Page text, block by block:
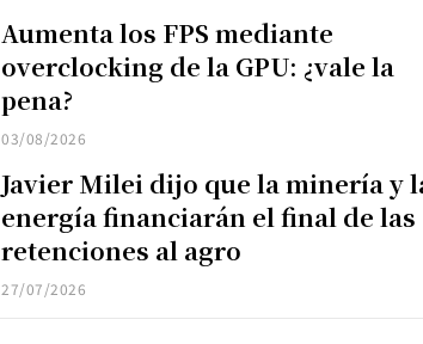
Aumenta los FPS mediante
overclocking de la GPU: ¿vale la
pena?
03/08/2026
Javier Milei dijo que la minería y
energía financiarán el final de las
retenciones al agro
27/07/2026